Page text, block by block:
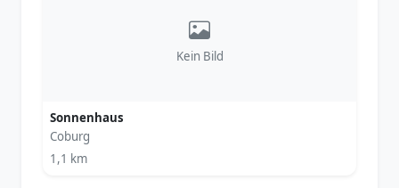
Kein Bild
Sonnenhaus
Coburg
1,1 km